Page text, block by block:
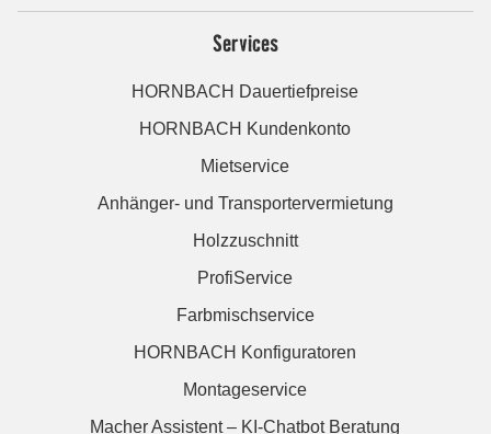
Services
HORNBACH Dauertiefpreise
HORNBACH Kundenkonto
Mietservice
Anhänger- und Transportervermietung
Holzzuschnitt
ProfiService
Farbmischservice
HORNBACH Konfiguratoren
Montageservice
Macher Assistent – KI-Chatbot Beratung